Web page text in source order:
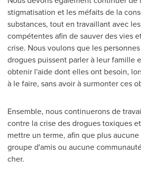
stigmatisation et les méfaits de la
substances, tout en travaillant avec
compétentes afin de sauver des vies
crise. Nous voulons que les
drogues puissent parler à leur famille
obtenir l'aide dont elles ont besoin,
à le faire, sans avoir à surmonter ces
Ensemble, nous continuerons de
contre la crise des drogues toxiques
mettre un terme, afin que plus
groupe d'amis ou aucune
cher.